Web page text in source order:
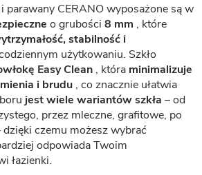
parawany CERANO wyposażone są w
o grubości 8 mm , które
stabilność i
użytkowaniu. Szkło
Easy Clean , która minimalizuje
i brudu , co znacznie ułatwia
jest wiele wariantów szkła – od
przez mleczne, grafitowe, po
czemu możesz wybrać
odpowiada Twoim
łazienki.